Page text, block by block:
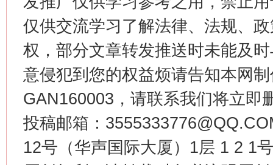
仅供交流学习了解法律、法规、
权，部分文章转发推送时未能及
意侵犯到您的权益烦请告知本网
GAN160003，请联系我们将立即
投稿邮箱：
12号（华声国际大厦）1层 1 2 1
今